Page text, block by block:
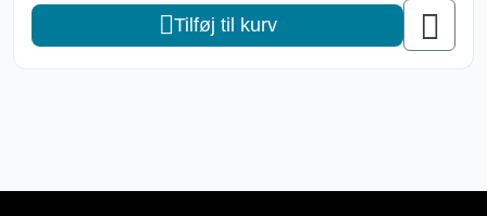
Tilføj til kurv